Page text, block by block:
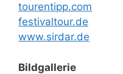
tourentipp.com
festivaltour.de
www.sirdar.de
Bildgallerie